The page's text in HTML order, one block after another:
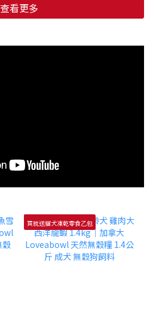
查看更多
買就送貓犬凍乾零食乙包